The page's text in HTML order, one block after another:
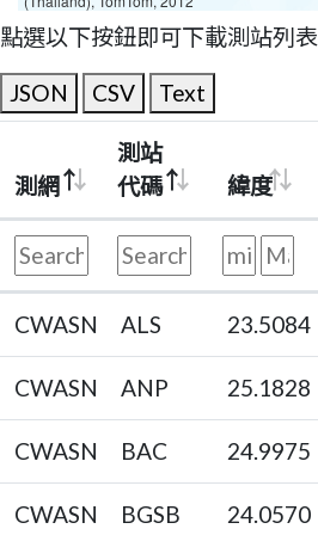
點選以下按鈕即可下載測站列表
JSON CSV Text
測網
測站
代碼
緯度
CWASN ALS 23.5084
CWASN ANP 25.1828
CWASN BAC 24.9975
CWASN BGSB 24.0570